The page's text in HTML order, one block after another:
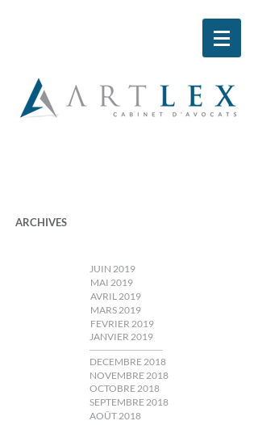
ARCHIVES
JUIN 2019
MAI 2019
AVRIL 2019
MARS 2019
JANVIER 2019
FEVRIER 2019
DECEMBRE 2018
OCTOBRE 2018
NOVEMBRE 2018
SEPTEMBRE 2018
AOÛT 2018